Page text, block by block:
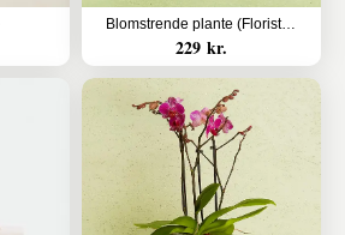
Blomstrende plante (Floristens kreative valg) inkl. potte
229 kr.